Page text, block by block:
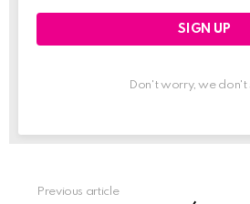
Don't worry, we don't
Previous article